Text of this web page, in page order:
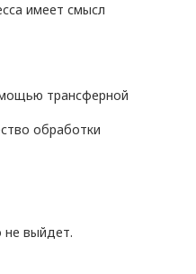
имеет смысл
трансферной
обработки
не выйдет.